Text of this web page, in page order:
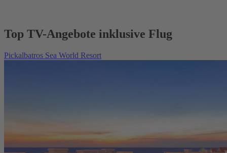
Top TV-Angebote inklusive Flug
Pickalbatros Sea World Resort